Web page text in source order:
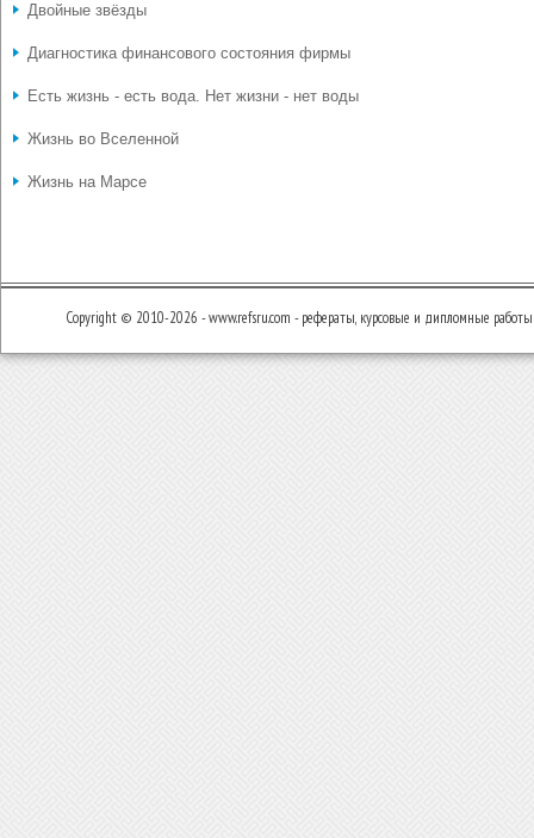
Двойные звёзды
Диагностика финансового состояния фирмы
Есть жизнь - есть вода. Нет жизни - нет воды
Жизнь во Вселенной
Жизнь на Марсе
Copyright © 2010-2026 - www.refsru.com - рефераты, курсовые и дипломные работы